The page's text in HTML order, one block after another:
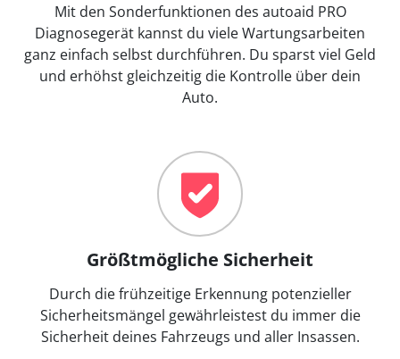
Mit den Sonderfunktionen des autoaid PRO
Diagnosegerät kannst du viele Wartungsarbeiten
ganz einfach selbst durchführen. Du sparst viel Geld
und erhöhst gleichzeitig die Kontrolle über dein
Auto.
Größtmögliche Sicherheit
Durch die frühzeitige Erkennung potenzieller
Sicherheitsmängel gewährleistest du immer die
Sicherheit deines Fahrzeugs und aller Insassen.